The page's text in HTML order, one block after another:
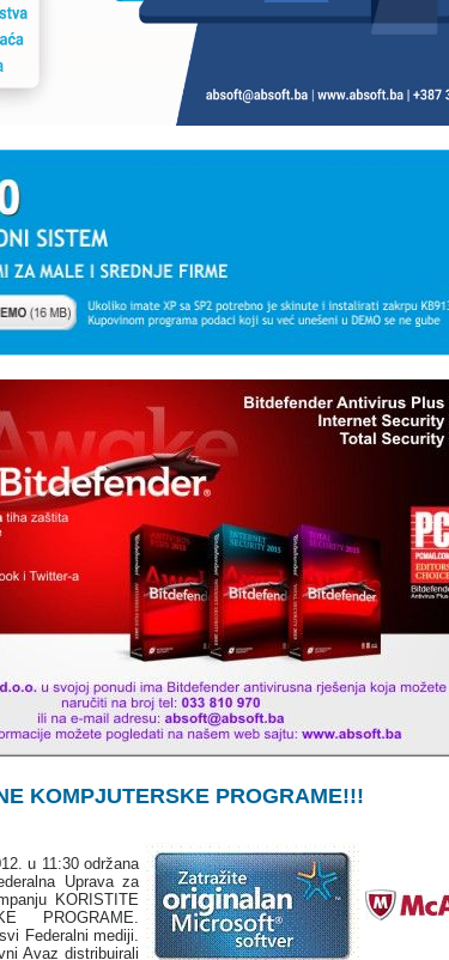
KOMPJUTERSKE PROGRAME!!!
u 11:30 održana
Uprava za
KORISTITE
PROGRAME.
Federalni mediji.
Avaz distribuirali